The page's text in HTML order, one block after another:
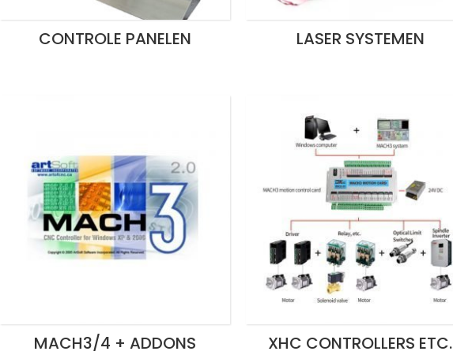
CONTROLE PANELEN LASER SYSTEMEN
MACH3/4 + ADDONS XHC CONTROLLERS ETC.